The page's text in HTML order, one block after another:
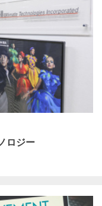
ロジー